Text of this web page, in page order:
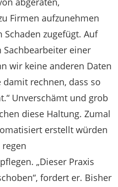
Firmen aufzunehmen
zugefügt. Auf
einer
wir keine anderen Daten
rechnen, dass so
Unverschämt und grob
diese Haltung. Zumal
erstellt würden
„Dieser Praxis
fordert er. Bisher